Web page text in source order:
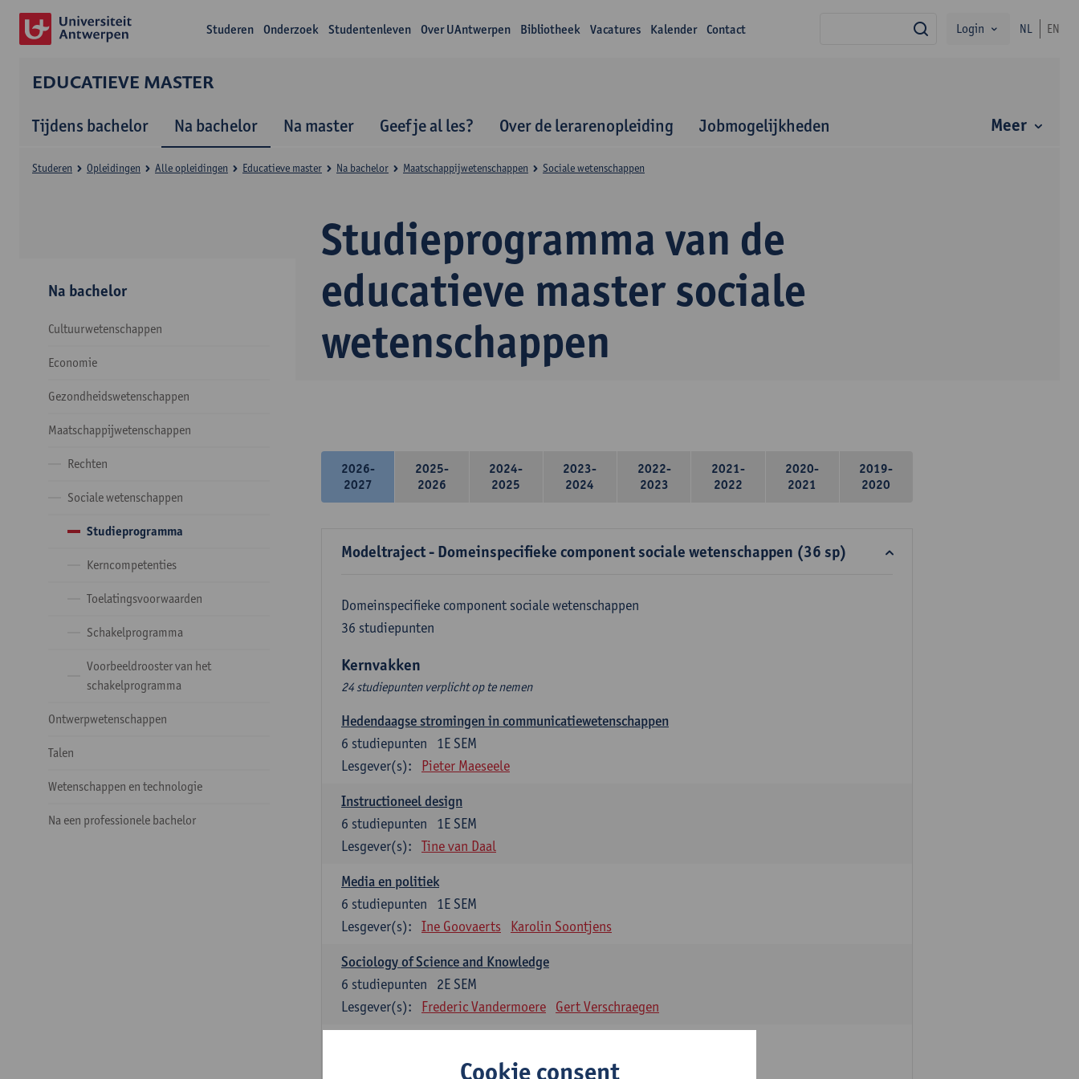
Studeren Onderzoek Studentenleven Over UAntwerpen Bibliotheek Vacatures Kalender Contact zoekLogin NL EN
EDUCATIEVE MASTER
Tijdens bachelor Na bachelor Na master Geef je al les? Over de lerarenopleiding Jobmogelijkheden Meer
Studieprogramma van de
educatieve master sociale
wetenschappen
Studeren Opleidingen Alle opleidingen Educatieve master Na bachelor Maatschappijwetenschappen Sociale wetenschappen
Na bachelor
Cultuurwetenschappen
Economie
Gezondheidswetenschappen
Maatschappijwetenschappen
Rechten
Sociale wetenschappen
Studieprogramma
Kerncompetenties
Toelatingsvoorwaarden
Schakelprogramma
Voorbeeldrooster van het
schakelprogramma
Ontwerpwetenschappen
Talen
Wetenschappen en technologie
Na een professionele bachelor
2026-
2027
2025-
2026
2024-
2025
2023-
2024
2022-
2023
2021-
2022
2020-
2021
2019-
2020
Modeltraject - Domeinspecifieke component sociale wetenschappen (36 sp)
Domeinspecifieke component sociale wetenschappen
36 studiepunten
Kernvakken
24 studiepunten verplicht op te nemen
Hedendaagse stromingen in communicatiewetenschappen
1E SEM
6 studiepunten
Lesgever(s):
Pieter Maeseele
Instructioneel design
1E SEM
6 studiepunten
Lesgever(s):
Tine van Daal
Media en politiek
1E SEM
6 studiepunten
Lesgever(s):
Ine Goovaerts Karolin Soontjens
Sociology of Science and Knowledge
2E SEM
6 studiepunten
Lesgever(s):
Frederic Vandermoere Gert Verschraegen
Keuzevakken cluster communicatiewetenschappen
Cookie consent